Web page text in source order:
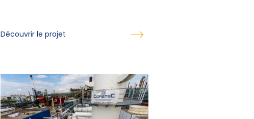
Découvrir le projet